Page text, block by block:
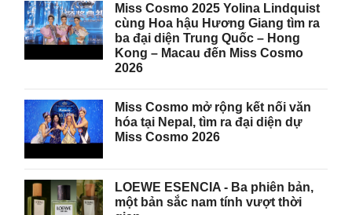
Miss Cosmo 2025 Yolina Lindquist
cùng Hoa hậu Hương Giang tìm ra
ba đại diện Trung Quốc – Hong
Kong – Macau đến Miss Cosmo
2026
Miss Cosmo mở rộng kết nối văn
hóa tại Nepal, tìm ra đại diện dự
Miss Cosmo 2026
LOEWE ESENCIA - Ba phiên bản,
một bản sắc nam tính vượt thời